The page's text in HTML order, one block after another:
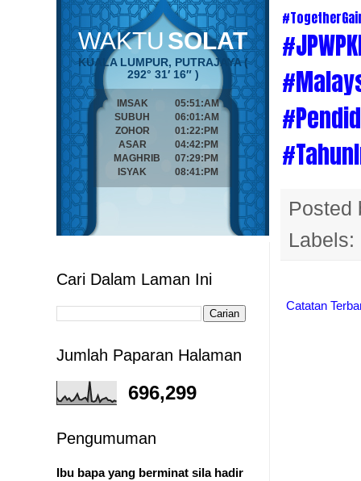
Labels:
Catatan
Cari Dalam Laman Ini
Jumlah Paparan Halaman
696,299
Pengumuman
Ibu bapa yang berminat sila hadir